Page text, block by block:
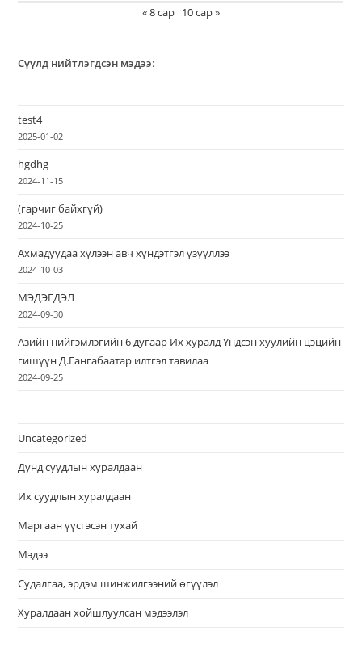
« 8 сар 10 сар »
Сүүлд нийтлэгдсэн мэдээ:
test4
2025-01-02
hgdhg
2024-11-15
(гарчиг байхгүй)
2024-10-25
Ахмадуудаа хүлээн авч хүндэтгэл үзүүллээ
2024-10-03
МЭДЭГДЭЛ
2024-09-30
Азийн нийгэмлэгийн 6 дугаар Их хуралд Үндсэн хуулийн цэцийн
гишүүн Д.Гангабаатар илтгэл тавилаа
2024-09-25
Uncategorized
Дунд суудлын хуралдаан
Их суудлын хуралдаан
Маргаан үүсгэсэн тухай
Мэдээ
Судалгаа, эрдэм шинжилгээний өгүүлэл
Хуралдаан хойшлуулсан мэдээлэл